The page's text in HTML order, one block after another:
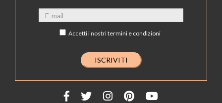
Accetti i nostritermini e condizioni